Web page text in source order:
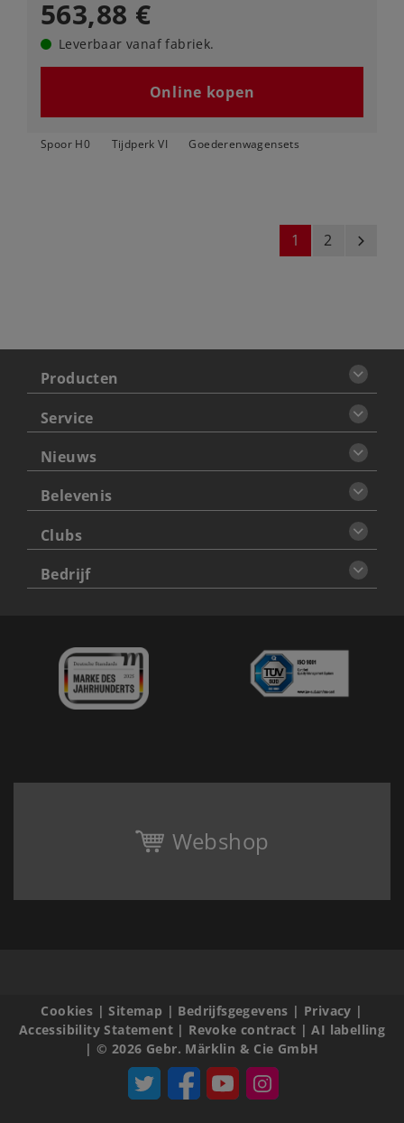
563,88 €
Leverbaar vanaf fabriek.
Online kopen
Spoor H0 Tijdperk VI Goederenwagensets
1 2 next
Producten
Service
Nieuws
Belevenis
Clubs
Bedrijf
Webshop
Cookies |Sitemap | Bedrijfsgegevens | Privacy |
Accessibility Statement| Revoke contract |AI labelling
|© 2026 Gebr. Märklin & Cie GmbH